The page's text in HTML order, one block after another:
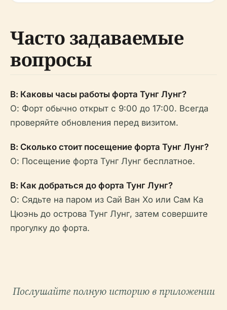
Часто задаваемые
вопросы
В: Каковы часы работы форта Тунг Лунг?
О: Форт обычно открыт с 9:00 до 17:00. Всегда
проверяйте обновления перед визитом.
В: Сколько стоит посещение форта Тунг Лунг?
О: Посещение форта Тунг Лунг бесплатное.
В: Как добраться до форта Тунг Лунг?
О: Сядьте на паром из Сай Ван Хо или Сам Ка
Цюэнь до острова Тунг Лунг, затем совершите
прогулку до форта.
Послушайте полную историю в приложении